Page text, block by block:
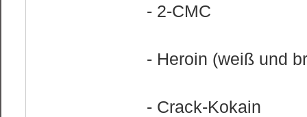
- 2-CMC
- Heroin (weiß und
- Crack-Kokain